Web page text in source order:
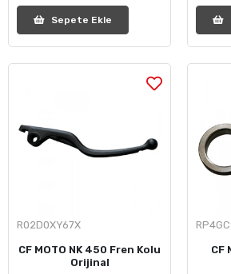
Sepete Ekle
R02D0XY67X
CF MOTO NK 450 Fren Kolu
Orijinal
CF